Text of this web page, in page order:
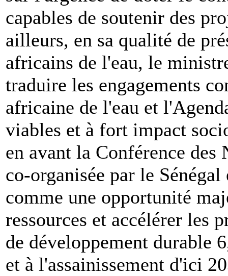
capables de soutenir des
ailleurs, en sa qualité de
africains de l'eau, le
traduire les engagements
africaine de l'eau et
viables et à fort impact
en avant la Conférence des
co-organisée par le
comme une opportunité
ressources et accélérer les
de développement durable
et à l'assainissement d'ici